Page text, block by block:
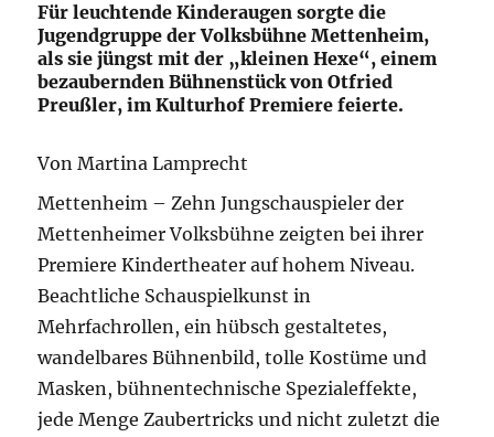
Für leuchtende Kinderaugen sorgte die
Jugendgruppe der Volksbühne Mettenheim,
als sie jüngst mit der „kleinen Hexe“, einem
bezaubernden Bühnenstück von Otfried
Preußler, im Kulturhof Premiere feierte.
Von Martina Lamprecht
Mettenheim – Zehn Jungschauspieler der
Mettenheimer Volksbühne zeigten bei ihrer
Premiere Kindertheater auf hohem Niveau.
Beachtliche Schauspielkunst in
Mehrfachrollen, ein hübsch gestaltetes,
wandelbares Bühnenbild, tolle Kostüme und
Masken, bühnentechnische Spezialeffekte,
jede Menge Zaubertricks und nicht zuletzt die